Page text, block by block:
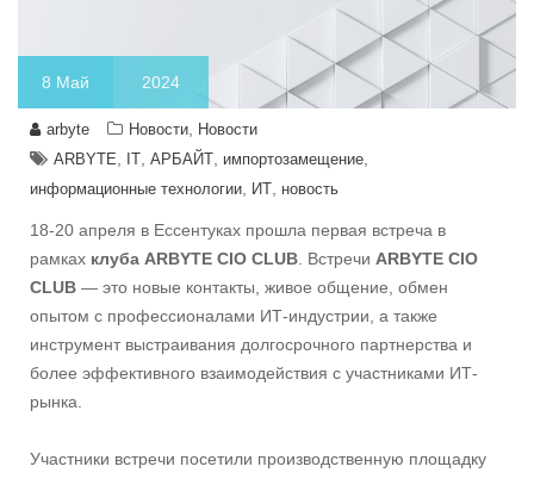
8 Май 2024
arbyte Новости
Новости
ARBYTE
IT АРБАЙТ импортозамещение
информационные технологии ИТ новость
18-20 апреля в Ессентуках прошла первая встреча в
рамках клуба ARBYTE CIO CLUB . Встречи ARBYTE CIO
CLUB — это новые контакты, живое общение, обмен
опытом с профессионалами ИТ-индустрии, а также
инструмент выстраивания долгосрочного партнерства и
более эффективного взаимодействия с участниками ИТ-
рынка.
Участники встречи посетили производственную площадку